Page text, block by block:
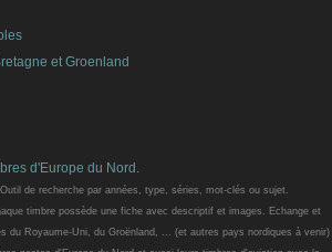
et Groenland
d'Europe du Nord.
de recherche par années, type, séries, mot-clés ou sujet.
timbre possède une fiche avec descriptif et images. Echange et
du Royaume-Uni, du Groënland, ... (et autres pays nordiques à venir)